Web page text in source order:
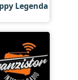
Legenda